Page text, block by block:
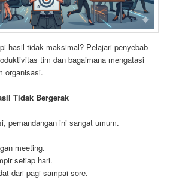
hasil tidak maksimal? Pelajari penyebab
tim dan bagaimana mengatasi
organisasi.
Tidak Bergerak
pemandangan ini sangat umum.
meeting.
setiap hari.
dari pagi sampai sore.